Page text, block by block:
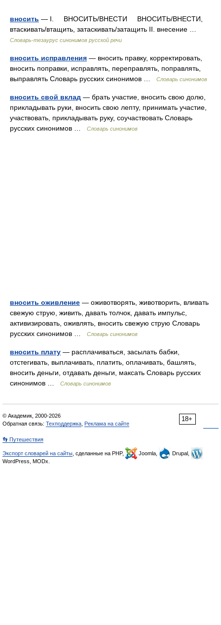
вносить — I. ВНОСИТЬ/ВНЕСТИ ВНОСИТЬ/ВНЕСТИ,
втаскивать/втащить, затаскивать/затащить II. внесение …
Словарь-тезаурус синонимов русской речи
вносить исправления — вносить правку, корректировать,
вносить поправки, исправлять, переправлять, поправлять,
выправлять Словарь русских синонимов …
Словарь синонимов
вносить свой вклад — брать участие, вносить свою долю,
прикладывать руки, вносить свою лепту, принимать участие,
участвовать, прикладывать руку, соучаствовать Словарь
русских синонимов …
Словарь синонимов
вносить оживление — оживотворять, животворить, вливать
свежую струю, живить, давать толчок, давать импульс,
активизировать, оживлять, вносить свежую струю Словарь
русских синонимов …
Словарь синонимов
вносить плату — расплачиваться, засылать бабки,
отстегивать, выплачивать, платить, оплачивать, башлять,
вносить деньги, отдавать деньги, максать Словарь русских
синонимов …
Словарь синонимов
18+
© Академик, 2000-2026
Обратная связь: Техподдержка Реклама на сайте
👣 Путешествия
Экспорт словарей на сайты , сделанные на PHP, Joomla,
Drupal,
WordPress, MODx.